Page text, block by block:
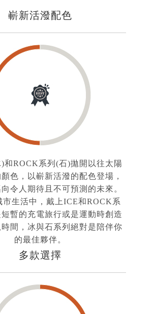
嶄新活潑配色
和ROCK系列(石)拋開以往太陽
色，以嶄新活潑的配色登場，
令人期待且不可預測的未來。
市生活中，戴上ICE和ROCK系
暫的充電旅行或是運動時創造
間，冰與石系列絕對是陪伴你
的最佳夥伴。
多款選擇